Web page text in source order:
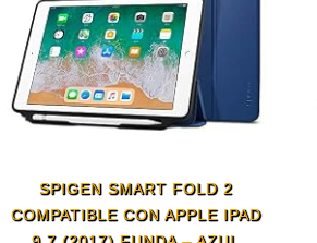
SPIGEN SMART FOLD 2
COMPATIBLE CON APPLE IPAD